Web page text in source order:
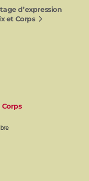
d’expression
et Corps
Corps